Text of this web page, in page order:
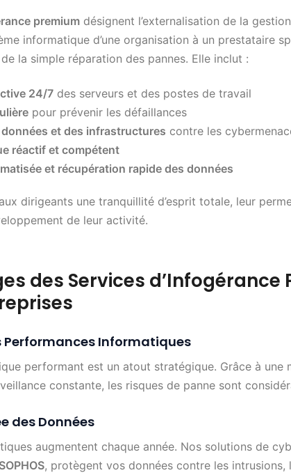
premium désignent l’externalisation de la
informatique d’une organisation à un prestataire
la simple réparation des pannes. Elle inclut :
24/7 des serveurs et des postes de travail
pour prévenir les défaillances
et des infrastructures contre les
réactif et compétent
et récupération rapide des données
dirigeants une tranquillité d’esprit totale, leur
de leur activité.
des Services d’Infogérance
Informatiques
performant est un atout stratégique. Grâce à une
constante, les risques de panne sont
des Données
augmentent chaque année. Nos solutions de
SOPHOS, protègent vos données contre les intrusions,